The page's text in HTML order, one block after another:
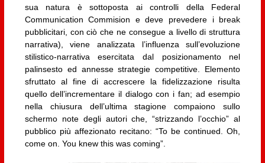
sua natura è sottoposta ai controlli della Federal
Communication Commision e deve prevedere i break
pubblicitari, con ciò che ne consegue a livello di struttura
narrativa), viene analizzata l’influenza sull’evoluzione
stilistico-narrativa esercitata dal posizionamento nel
palinsesto ed annesse strategie competitive. Elemento
sfruttato al fine di accrescere la fidelizzazione risulta
quello dell’incrementare il dialogo con i fan; ad esempio
nella chiusura dell’ultima stagione compaiono sullo
schermo note degli autori che, “strizzando l’occhio” al
pubblico più affezionato recitano: “To be continued. Oh,
come on. You knew this was coming”.